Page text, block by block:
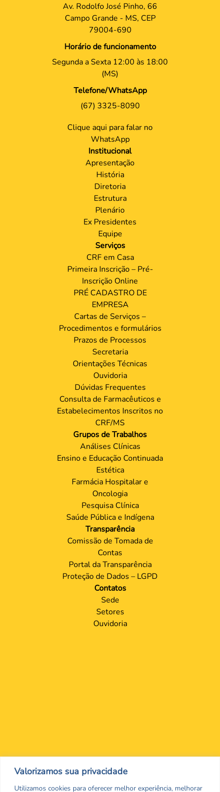
Valorizamos sua privacidade
Utilizamos cookies para oferecer melhor experiência, melhorar
Av. Rodolfo José Pinho, 66
Campo Grande - MS, CEP
79004-690
Horário de funcionamento
Segunda a Sexta 12:00 às 18:00
(MS)
Telefone/WhatsApp
(67) 3325-8090
Clique aqui para falar no
WhatsApp
Institucional
Apresentação
História
Diretoria
Estrutura
Plenário
Ex Presidentes
Equipe
Serviços
CRF em Casa
Primeira Inscrição – Pré-
Inscrição Online
PRÉ CADASTRO DE
EMPRESA
Cartas de Serviços –
Procedimentos e formulários
Prazos de Processos
Secretaria
Orientações Técnicas
Ouvidoria
Dúvidas Frequentes
Consulta de Farmacêuticos e
Estabelecimentos Inscritos no
CRF/MS
Grupos de Trabalhos
Análises Clínicas
Ensino e Educação Continuada
Estética
Farmácia Hospitalar e
Oncologia
Pesquisa Clínica
Saúde Pública e Indígena
Transparência
Comissão de Tomada de
Contas
Portal da Transparência
Proteção de Dados – LGPD
Contatos
Sede
Setores
Ouvidoria